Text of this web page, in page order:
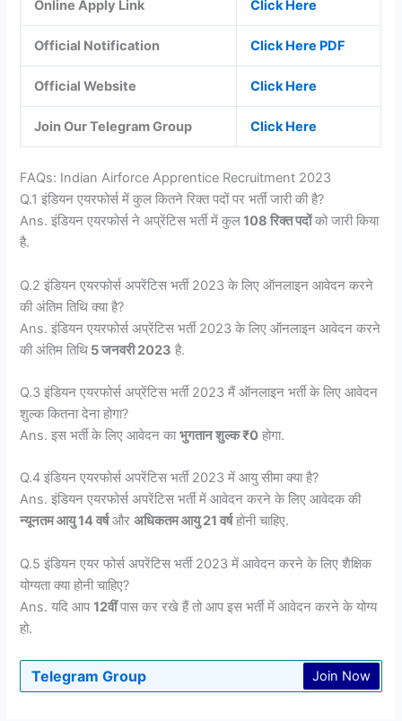
Online Apply Link
Click Here
Official Notification Click Here PDF
Official Website Click Here
Join Our Telegram Group Click Here
FAQs: Indian Airforce Apprentice Recruitment 2023
Q.1 इंडियन एयरफोर्स में कुल कितने रिक्त पदों पर भर्ती जारी की है?
Ans. इंडियन एयरफोर्स ने अप्रेंटिस भर्ती में कुल108 रिक्त पदोंको जारी किया
है.
Q.2 इंडियन एयरफोर्स अपरेंटिस भर्ती 2023 के लिए ऑनलाइन आवेदन करने
की अंतिम तिथि क्या है?
Ans. इंडियन एयरफोर्स अप्रेंटिस भर्ती 2023 के लिए ऑनलाइन आवेदन करने
की अंतिम तिथि 5 जनवरी 2023 है.
Q.3 इंडियन एयरफोर्स अप्रेंटिस भर्ती 2023 मैं ऑनलाइन भर्ती के लिए आवेदन
शुल्क कितना देना होगा?
Ans. इस भर्ती के लिए आवेदन काभुगतान शुल्क ₹0 होगा.
Q.4 इंडियन एयरफोर्स अपरेंटिस भर्ती 2023 में आयु सीमा क्या है?
Ans. इंडियन एयरफोर्स अपरेंटिस भर्ती में आवेदन करने के लिए आवेदक की
न्यूनतम आयु 14 वर्षऔरअधिकतम आयु 21 वर्षहोनी चाहिए.
Q.5 इंडियन एयर फोर्स अपरेंटिस भर्ती 2023 में आवेदन करने के लिए शैक्षिक
योग्यता क्या होनी चाहिए?
Ans. यदि आप12वींपास कर रखे हैं तो आप इस भर्ती में आवेदन करने के योग्य
हो.
Telegram Group Join Now